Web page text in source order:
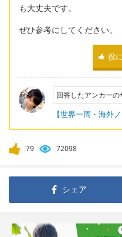
も大丈夫です。
ぜひ参考にしてください。
役
回答したアンカーの
【世界一周・海外
79 72098
シェア